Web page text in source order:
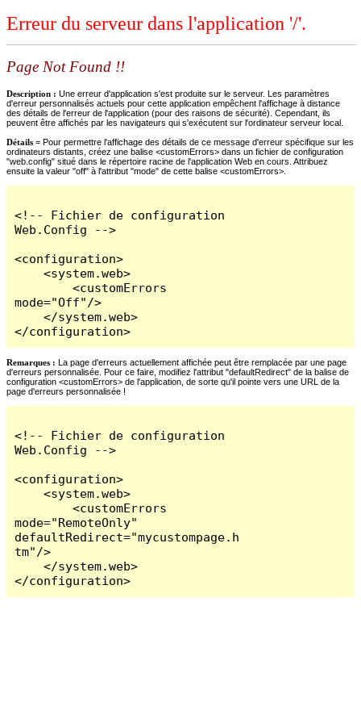
Erreur du serveur dans l'application '/'.
Page Not Found !!
Description : Une erreur d'application s'est produite sur le serveur. Les paramètres
d'erreur personnalisés actuels pour cette application empêchent l'affichage à distance
des détails de l'erreur de l'application (pour des raisons de sécurité). Cependant, ils
peuvent être affichés par les navigateurs qui s'exécutent sur l'ordinateur serveur local.
Détails = Pour permettre l'affichage des détails de ce message d'erreur spécifique sur les
ordinateurs distants, créez une balise <customErrors> dans un fichier de configuration
"web.config" situé dans le répertoire racine de l'application Web en cours. Attribuez
ensuite la valeur "off" à l'attribut "mode" de cette balise <customErrors>.
<!-- Fichier de configuration
Web.Config -->
<configuration>
    <system.web>
        <customErrors
mode="Off"/>
    </system.web>
</configuration>
Remarques : La page d'erreurs actuellement affichée peut être remplacée par une page
d'erreurs personnalisée. Pour ce faire, modifiez l'attribut "defaultRedirect" de la balise de
configuration <customErrors> de l'application, de sorte qu'il pointe vers une URL de la
page d'erreurs personnalisée !
<!-- Fichier de configuration
Web.Config -->
<configuration>
    <system.web>
        <customErrors
mode="RemoteOnly"
defaultRedirect="mycustompage.h
tm"/>
    </system.web>
</configuration>